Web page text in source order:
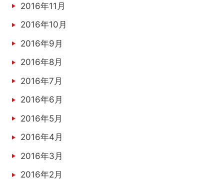
2016年11月
2016年10月
2016年9月
2016年8月
2016年7月
2016年6月
2016年5月
2016年4月
2016年3月
2016年2月